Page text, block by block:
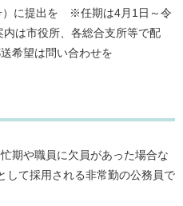
）に提出を ※任期は4月1日～令
は市役所、各総合支所等で配
希望は問い合わせを
期や職員に欠員があった場合な
して採用される非常勤の公務員で